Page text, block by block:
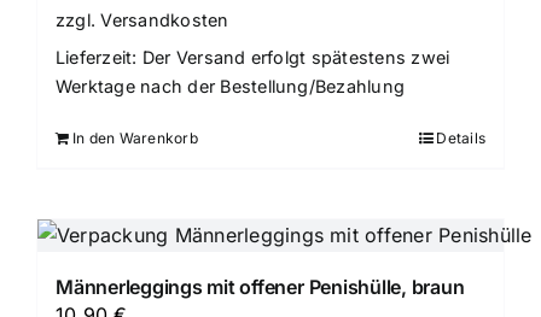
zzgl.Versandkosten
Lieferzeit: Der Versand erfolgt spätestens zwei
Werktage nach der Bestellung/Bezahlung
In den Warenkorb Details
Männerleggings mit offener Penishülle, braun